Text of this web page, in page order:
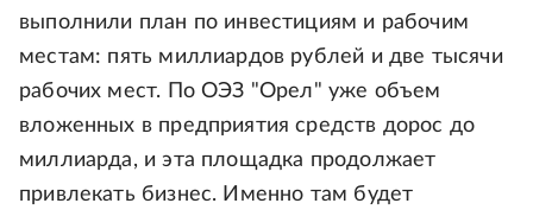
выполнили план по инвестициям и рабочим
местам: пять миллиардов рублей и две тысячи
рабочих мест. По ОЭЗ "Орел" уже объем
вложенных в предприятия средств дорос до
миллиарда, и эта площадка продолжает
привлекать бизнес. Именно там будет